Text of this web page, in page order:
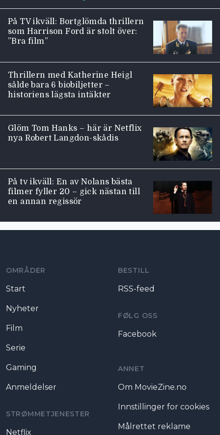
På TV ikväll: Bortglömda thrillern
som Harrison Ford är stolt över:
”Bra film”
Thrillern med Katherine Heigl
sålde bara 6 biobiljetter –
historiens lägsta intäkter
Glöm Tom Hanks – här är Netflix
nya Robert Langdon-skådis
På tv ikväll: En av Nolans bästa
filmer fyller 20 – gick nästan till
en annan regissör
OMRÅDER
Start
Nyheter
Film
Serie
Gaming
Anmeldelser
STRØMMETJENESTER
Netflix
BESTILL
RSS-feed
FØLG OSS
Facebook
ANNET
Om MovieZine.no
Innstillinger for cookies
Målrettet reklame